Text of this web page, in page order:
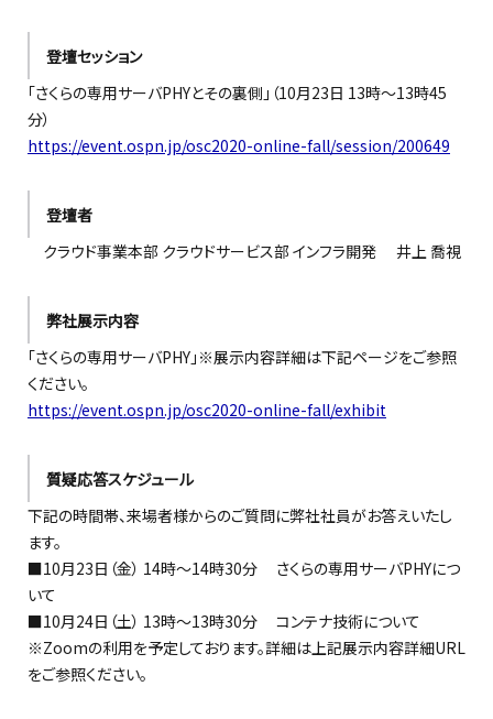
登壇セッション
「さくらの専用サーバPHYとその裏側」（10月23日 13時～13時45
分）
https://event.ospn.jp/osc2020-online-fall/session/200649
登壇者
クラウド事業本部 クラウドサービス部 インフラ開発 井上 喬視
弊社展示内容
「さくらの専用サーバPHY」※展示内容詳細は下記ページをご参照
ください。
https://event.ospn.jp/osc2020-online-fall/exhibit
質疑応答スケジュール
下記の時間帯、来場者様からのご質問に弊社社員がお答えいたし
ます。
■10月23日（金） 14時～14時30分 さくらの専用サーバPHYにつ
いて
■10月24日（土） 13時～13時30分 コンテナ技術について
※Zoomの利用を予定しております。詳細は上記展示内容詳細URL
をご参照ください。